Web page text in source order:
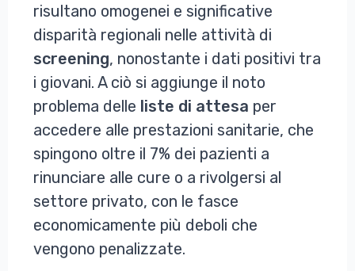
risultano omogenei e significative
disparità regionali nelle attività di
screening, nonostante i dati positivi tra
i giovani. A ciò si aggiunge il noto
problema delle liste di attesa per
accedere alle prestazioni sanitarie, che
spingono oltre il 7% dei pazienti a
rinunciare alle cure o a rivolgersi al
settore privato, con le fasce
economicamente più deboli che
vengono penalizzate.